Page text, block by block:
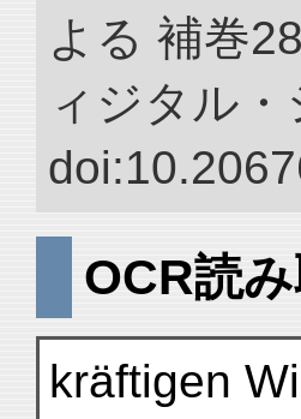
よる 補巻
ィジタル
OCR読
kräftigen